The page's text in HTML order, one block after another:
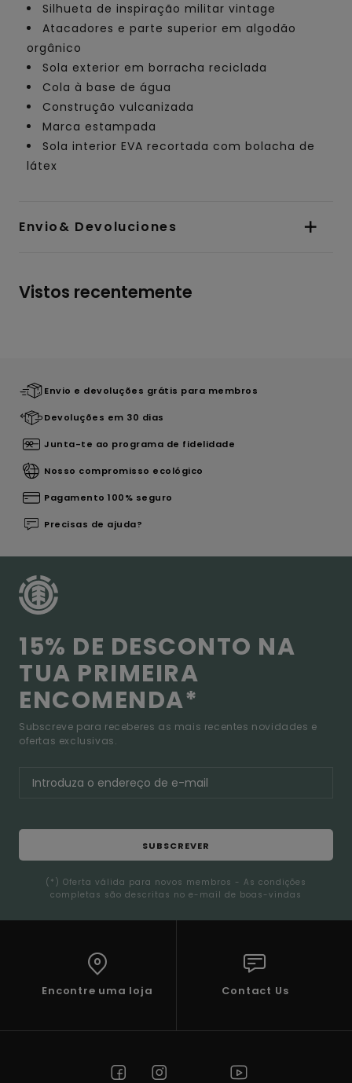
Silhueta de inspiração militar vintage
Atacadores e parte superior em algodão
orgânico
Sola exterior em borracha reciclada
Cola à base de água
Construção vulcanizada
Marca estampada
Sola interior EVA recortada com bolacha de
látex
Envio& Devoluciones
Vistos recentemente
Envio e devoluções grátis para membros
Devoluções em 30 dias
Junta-te ao programa de fidelidade
Nosso compromisso ecológico
Pagamento 100% seguro
Precisas de ajuda?
15% DE DESCONTO NA
TUA PRIMEIRA
ENCOMENDA*
Subscreve para receberes as mais recentes novidades e
ofertas exclusivas.
SUBSCREVER
(*) Oferta válida para novos membros - As condições
completas são descritas no e-mail de boas-vindas
Encontre uma loja Contact Us